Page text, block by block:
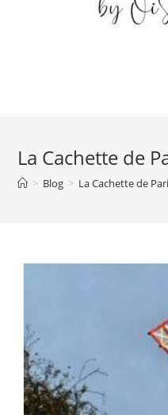
La Cachette de
> Blog > La Cachette de